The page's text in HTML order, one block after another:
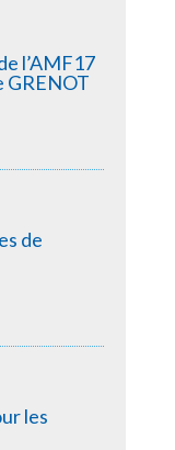
l’AMF17
GRENOT
de
les